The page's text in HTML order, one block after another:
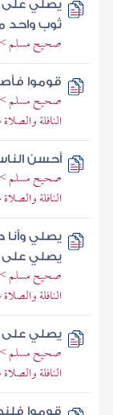
يصلي على
ثوب واحد
صحيح مسلم >
قوموا
صحيح مسلم >
النافلة
أحسن
صحيح مسلم >
النافلة
يصلي وأنا
يصلي على
صحيح مسلم >
النافلة
يصلي
صحيح مسلم >
النافلة
قوموا